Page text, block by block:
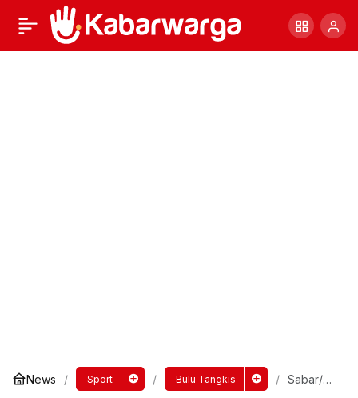
News Sport Bulu Tangkis
Sabar/Re